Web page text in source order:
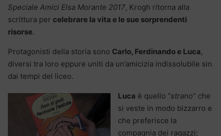
Speciale Amici Elsa Morante 2017, Krogh ritorna alla
scrittura per celebrare la vita e le sue sorprendenti
risorse.
Protagonisti della storia sono Carlo, Ferdinando e Luca,
diversi tra loro eppure uniti da un’amicizia indissolubile sin
dai tempi del liceo.
Luca è quello “strano” che
si veste in modo bizzarro e
che preferisce la
compagnia dei ragazzi;